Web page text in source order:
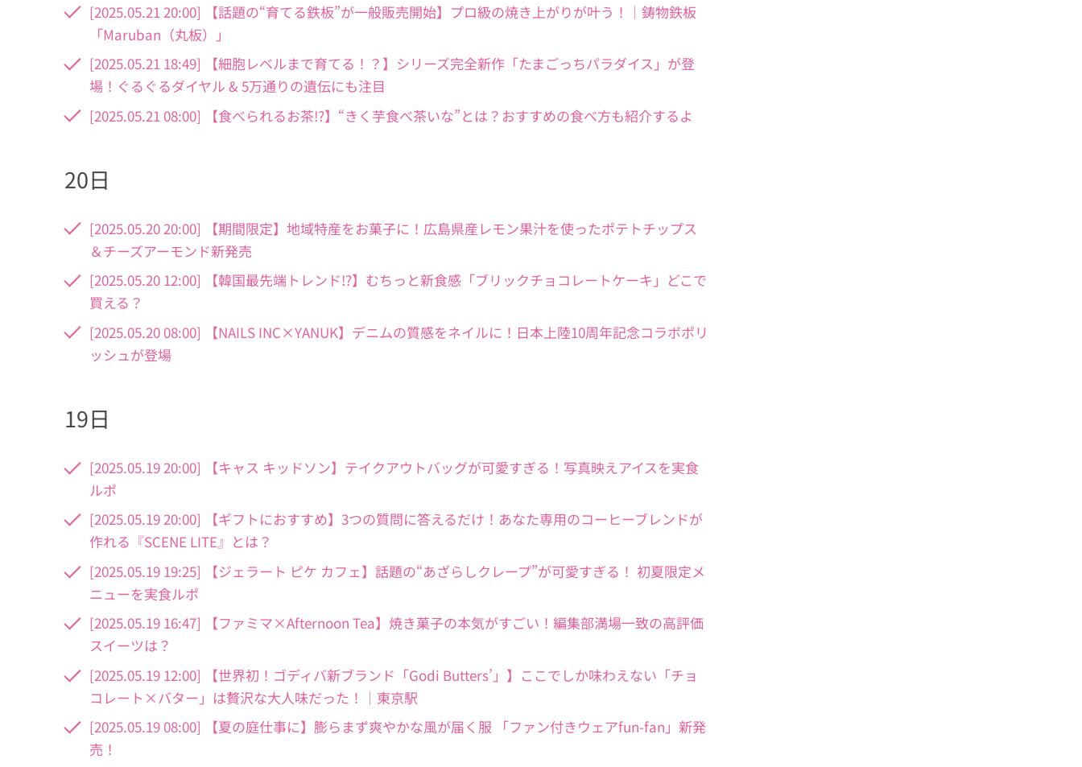
[2025.05.21 20:00] 【話題の“育てる鉄板”が一般販売開始】プロ級の焼き上がりが叶う！｜鋳物鉄板
「Maruban（丸板）」
[2025.05.21 18:49] 【細胞レベルまで育てる！？】シリーズ完全新作「たまごっちパラダイス」が登
場！ぐるぐるダイヤル & 5万通りの遺伝にも注目
[2025.05.21 08:00] 【食べられるお茶!?】“きく芋食べ茶いな”とは？おすすめの食べ方も紹介するよ
20日
[2025.05.20 20:00] 【期間限定】地域特産をお菓子に！広島県産レモン果汁を使ったポテトチップス
＆チーズアーモンド新発売
[2025.05.20 12:00] 【韓国最先端トレンド!?】むちっと新食感「ブリックチョコレートケーキ」どこで
買える？
[2025.05.20 08:00] 【NAILS INC×YANUK】デニムの質感をネイルに！日本上陸10周年記念コラボポリ
ッシュが登場
19日
[2025.05.19 20:00] 【キャス キッドソン】テイクアウトバッグが可愛すぎる！写真映えアイスを実食
ルポ
[2025.05.19 20:00] 【ギフトにおすすめ】3つの質問に答えるだけ！あなた専用のコーヒーブレンドが
作れる『SCENE LITE』とは？
[2025.05.19 19:25] 【ジェラート ピケ カフェ】話題の“あざらしクレープ”が可愛すぎる！ 初夏限定メ
ニューを実食ルポ
[2025.05.19 16:47] 【ファミマ×Afternoon Tea】焼き菓子の本気がすごい！編集部満場一致の高評価
スイーツは？
[2025.05.19 12:00] 【世界初！ゴディバ新ブランド「Godi Butters’」】ここでしか味わえない「チョ
コレート×バター」は贅沢な大人味だった！｜東京駅
[2025.05.19 08:00] 【夏の庭仕事に】膨らまず爽やかな風が届く服 「ファン付きウェアfun-fan」新発
売！